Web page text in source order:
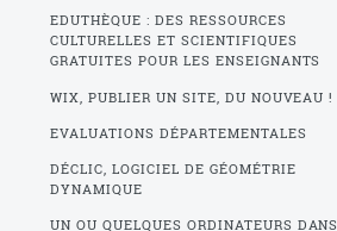
EDUTHÈQUE : DES RESSOURCES
CULTURELLES ET SCIENTIFIQUES
GRATUITES POUR LES ENSEIGNANTS
WIX, PUBLIER UN SITE, DU NOUVEAU !
EVALUATIONS DÉPARTEMENTALES
DÉCLIC, LOGICIEL DE GÉOMÉTRIE
DYNAMIQUE
UN OU QUELQUES ORDINATEURS DANS